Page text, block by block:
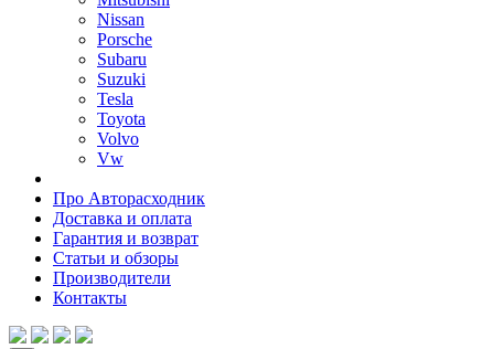
Nissan
Porsche
Subaru
Suzuki
Tesla
Toyota
Volvo
Vw
Про Авторасходник
Доставка и оплата
Гарантия и возврат
Статьи и обзоры
Производители
Контакты